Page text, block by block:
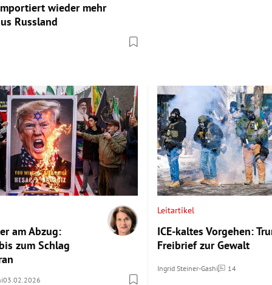
wieder mehr
Russland
am Abzug:
zum Schlag
03.02.2026
Leitartikel
ICE-kaltes Vorgehen:
Freibrief zur Gewalt
Ingrid Steiner-Gashi 14
Kommentare